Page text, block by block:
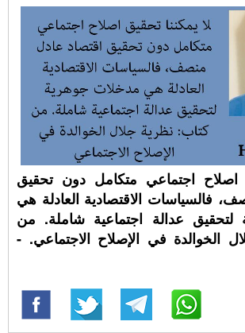
اصلاح اجتماعي متكامل دون تحقيق
فالسياسات الاقتصادية العادلة هي
لتحقيق عدالة اجتماعية شاملة. من
الخوالدة في الإصلاح الاجتماعي. -